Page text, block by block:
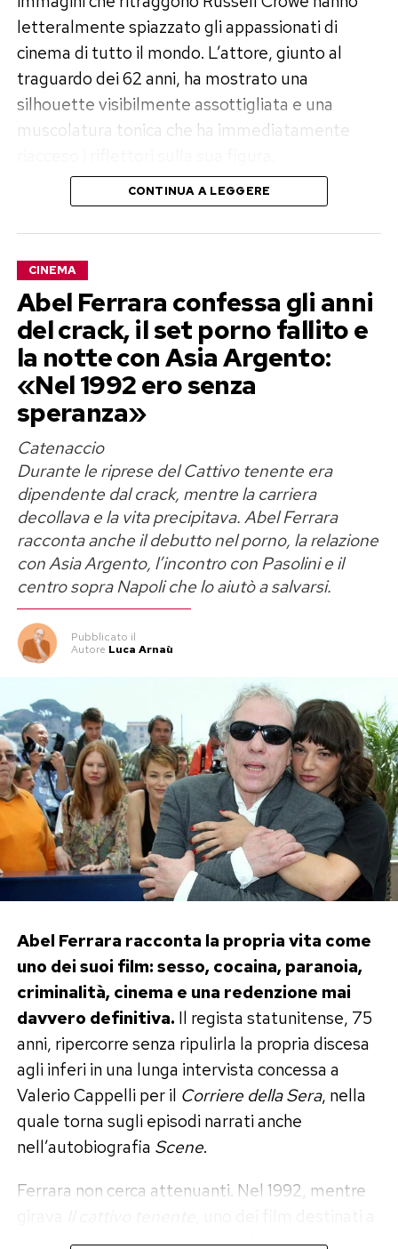
letteralmente spiazzato gli appassionati di
cinema di tutto il mondo. L’attore, giunto al
traguardo dei 62 anni, ha mostrato una
silhouette visibilmente assottigliata e una
muscolatura tonica che ha immediatamente
Un percorso di trasformazione
lontano dai riflettori
Il cambiamento non è arrivato dall’oggi al
domani. Chi segue da vicino la carriera
dell’artista sa bene quanto Crowe abbia sempre
vissuto il proprio corpo come uno strumento di
lavoro, pronto a prendere o perdere decine di
chili a seconda delle esigenze del copione. Dalle
calorie accumulate per pellicole come
veritàoUn’ottima annata , fino agli sforzi fisici
estremi richiesti dalle produzioni d’azione,
l’attore non si è mai tirato indietro di fronte alle
esigenze di scena.
Questa volta, però, la svolta sembra rispondere
a una motivazione strettamente personale.
Secondo quanto riportato da diverse testate di
settore e confermato dalle immagini scattate
durante i suoi recenti soggiorni estivi e gli
impegni musicali con la sua band, l’attore ha
intrapreso un programma di allenamento
rigoroso, abbinato a un regime alimentare
bilanciato. Il risultato è una forma fisica ritrovata
che ha stupito persino i dietologi dei VIP.
La reazione del pubblico e l’effetto
nostalgia sui social
Come prevedibile, la rete ha reagito con
un’ondata di entusiasmo travolgente. I
commenti sotto i post e le foto pubblicate dai
paparazzi si sono moltiplicati a ritmo di record,
con centinaia di migliaia di utenti pronti a
tracciare paragoni con il celebre ruolo di
Massimo Decimo Meridio. Tra memi irons,
messaggi di supporto e complimenti per la
costanza dimostrata, la trasformazione di
più discussi della cultura pop contemporanea.
Non mancano le speculazioni su possibili nuovi
CONTINUA A LEGGERE
CINEMA
Abel Ferrara confessa gli anni
del crack, il set porno fallito e
la notte con Asia Argento:
«Nel 1992 ero senza
speranza»
Catenaccio
Durante le riprese del Cattivo tenente era
dipendente dal crack, mentre la carriera
decollava e la vita precipitava. Abel Ferrara
racconta anche il debutto nel porno, la relazione
con Asia Argento, l’incontro con Pasolini e il
centro sopra Napoli che lo aiutò a salvarsi.
Pubblicato il
Autore Luca Arnaù
Abel Ferrara racconta la propria vita come
uno dei suoi film: sesso, cocaina, paranoia,
criminalità, cinema e una redenzione mai
davvero definitiva. Il regista statunitense, 75
anni, ripercorre senza ripulirla la propria discesa
agli inferi in una lunga intervista concessa a
Valerio Cappelli per il Corriere della Sera, nella
quale torna sugli episodi narrati anche
nell’autobiografia Scene.
Ferrara non cerca attenuanti. Nel 1992, mentre
consacrarlo, era dipendente dal crack. La